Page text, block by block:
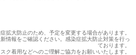
拡大防止のため、予定を変更する場合があります。
情報をご確認ください。感染症拡大防止対策を行っ
ております。
ク着用などへのご理解ご協力をお願いいたします。